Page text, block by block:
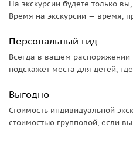
открылся недавно, и в нём
Екатерины II. В этом дворце
гид в составе небольшой
Вы обязательно погуляете по
липами, прудом и
уголке.
Далее вы переместитесь в
На экскурсии будете только
Время на экскурсии — время,
Персональный гид
Всегда в вашем распоряжении
подскажет места для детей,
Выгодно
Стоимость индивидуальной
стоимостью групповой, если